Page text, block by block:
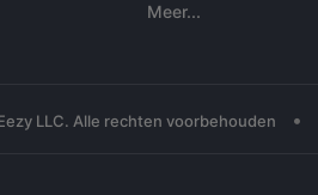
Meer...
LLC. Alle rechten voorbehouden •